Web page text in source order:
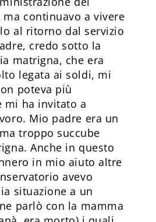
continuavo a vivere
al ritorno dal servizio
credo sotto la
matrigna, che era
legata ai soldi, mi
poteva più
mi ha invitato a
Mio padre era un
troppo succube
Anche in questo
in mio aiuto altre
avevo
situazione a un
parlò con la mamma